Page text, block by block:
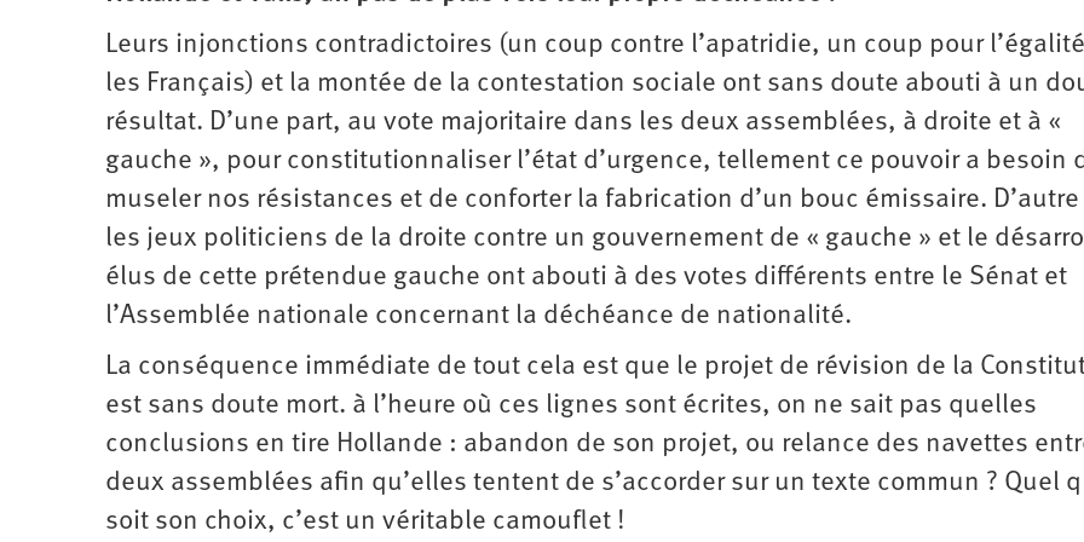
Leurs injonctions contradictoires (un coup contre l’apatridie, un coup pour
les Français) et la montée de la contestation sociale ont sans doute abouti à un
résultat. D’une part, au vote majoritaire dans les deux assemblées, à droite et à «
gauche », pour constitutionnaliser l’état d’urgence, tellement ce pouvoir a besoin
museler nos résistances et de conforter la fabrication d’un bouc émissaire.
les jeux politiciens de la droite contre un gouvernement de « gauche » et le
élus de cette prétendue gauche ont abouti à des votes différents entre le Sénat et
l’Assemblée nationale concernant la déchéance de nationalité.
La conséquence immédiate de tout cela est que le projet de révision de la
est sans doute mort. à l’heure où ces lignes sont écrites, on ne sait pas quelles
conclusions en tire Hollande : abandon de son projet, ou relance des navettes
deux assemblées afin qu’elles tentent de s’accorder sur un texte commun ? Quel
soit son choix, c’est un véritable camouflet !